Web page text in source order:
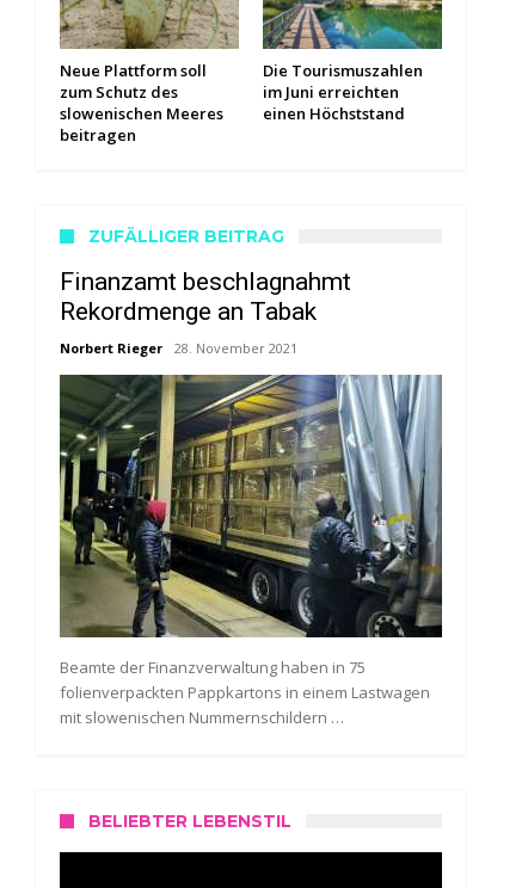
Neue Plattform soll
zum Schutz des
slowenischen Meeres
beitragen
Die Tourismuszahlen
im Juni erreichten
einen Höchststand
ZUFÄLLIGER BEITRAG
Finanzamt beschlagnahmt
Rekordmenge an Tabak
Norbert Rieger 28. November 2021
Beamte der Finanzverwaltung haben in 75
folienverpackten Pappkartons in einem Lastwagen
mit slowenischen Nummernschildern …
BELIEBTER LEBENSTIL